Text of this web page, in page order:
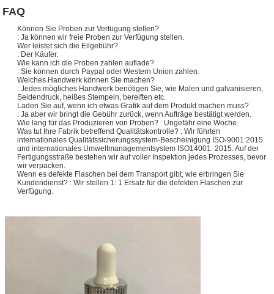
FAQ
Können Sie Proben zur Verfügung stellen?
: Ja können wir freie Proben zur Verfügung stellen.
Wer leistet sich die Eilgebühr?
: Der Käufer.
Wie kann ich die Proben zahlen auflade?
: Sie können durch Paypal oder Western Union zahlen.
Welches Handwerk können Sie machen?
: Jedes mögliches Handwerk benötigen Sie, wie Malen und galvanisieren,
Seidendruck, heißes Stempeln, bereiften etc.
Laden Sie auf, wenn ich etwas Grafik auf dem Produkt machen muss?
: Ja aber wir bringt die Gebühr zurück, wenn Aufträge bestätigt werden.
Wie lang für das Produzieren von Proben? : Ungefähr eine Woche.
Was tut Ihre Fabrik betreffend Qualitätskontrolle? : Wir führten
internationales Qualitätssicherungssystem-Bescheinigung ISO-9001:2015
und internationales Umweltmanagementsystem ISO14001: 2015. Auf der
Fertigungsstraße bestehen wir auf voller Inspektion jedes Prozesses, bevor
wir verpacken.
Wenn es defekte Flaschen bei dem Transport gibt, wie erbringen Sie
Kundendienst? : Wir stellen 1: 1 Ersatz für die defekten Flaschen zur
Verfügung.